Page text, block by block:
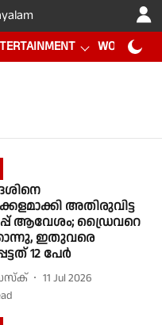
WORLD CUP
അതിരുവിട്ട
ആവേശം; ഡ്രൈവറെ
ഇതുവരെ
12 പേര്‍
11 Jul 2026